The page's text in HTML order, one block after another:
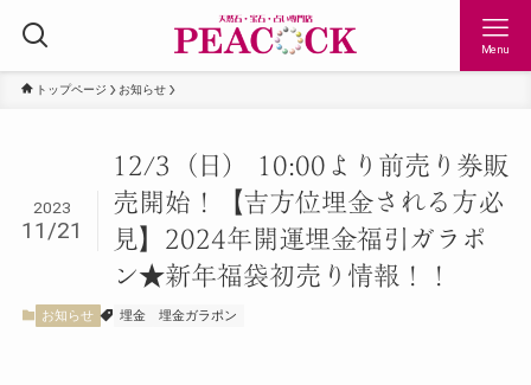
Menu
トップページ お知らせ
12/3（日） 10:00より前売り券販
売開始！【吉方位埋金される方必
見】2024年開運埋金福引ガラポ
ン★新年福袋初売り情報！！
2023
11/21
お知らせ 埋金 埋金ガラポン